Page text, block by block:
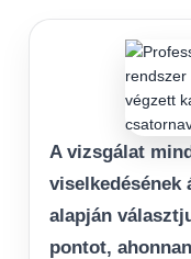
A vizsgálat
viselkedésének
alapján
pontot,